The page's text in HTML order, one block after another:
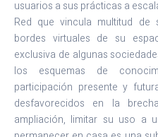
usuarios a sus prácticas a
Red que vincula multitud de
bordes virtuales de su
exclusiva de algunas
los esquemas de
participación presente y
desfavorecidos en la
ampliación, limitar su uso a